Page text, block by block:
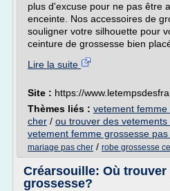
plus d'excuse pour ne pas être
enceinte. Nos accessoires de
souligner votre silhouette pour
ceinture de grossesse bien
Lire la suite
Site : https://
Thèmes liés : vetement
cher / ou trouver des
vetement femme grossesse
mariage pas cher / robe grossesse
Créarsouille: Où
grossesse?